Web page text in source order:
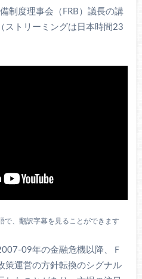
制度理事会（FRB）議長の講
ストリーミングは日本時間23
で、翻訳字幕を見ることができます
09年の金融危機以降、Ｆ
策運営の方針転換のシグナル